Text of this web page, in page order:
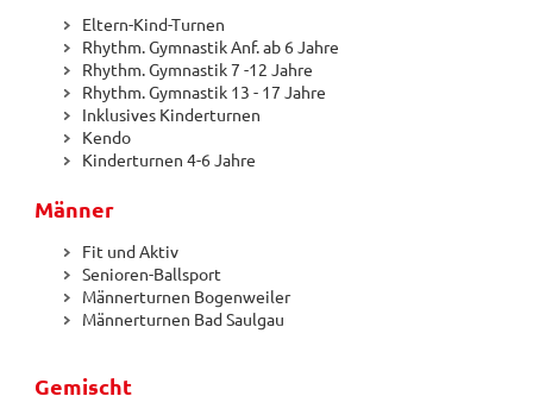
Eltern-Kind-Turnen
Rhythm. Gymnastik Anf. ab 6 Jahre
Rhythm. Gymnastik 7 -12 Jahre
Rhythm. Gymnastik 13 - 17 Jahre
Inklusives Kinderturnen
Kendo
Kinderturnen 4-6 Jahre
Männer
Fit und Aktiv
Senioren-Ballsport
Männerturnen Bogenweiler
Männerturnen Bad Saulgau
Gemischt